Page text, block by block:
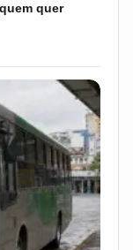
quer